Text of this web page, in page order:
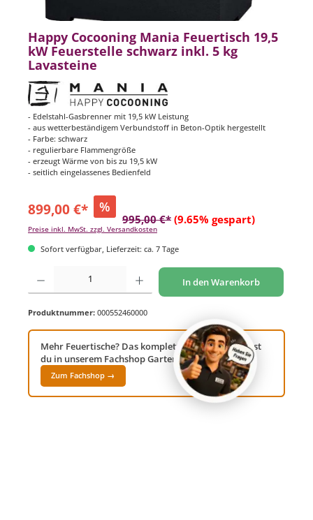
Happy Cocooning Mania Feuertisch 19,5
kW Feuerstelle schwarz inkl. 5 kg
Lavasteine
- Edelstahl-Gasbrenner mit 19,5 kW Leistung
- aus wetterbeständigem Verbundstoff in Beton-Optik hergestellt
- Farbe: schwarz
- regulierbare Flammengröße
- erzeugt Wärme von bis zu 19,5 kW
- seitlich eingelassenes Bedienfeld
899,00 €* %
995,00 €* (9.65% gespart)
Preise inkl. MwSt. zzgl. Versandkosten
Sofort verfügbar, Lieferzeit: ca. 7 Tage
Produkt Anzahl: Gib den gewünschten Wert ein oder benutze die Schaltflächen um
In den Warenkorb
Produktnummer: 000552460000
Mehr Feuertische? Das komplette Sortiment findest
du in unserem Fachshop Gartenwelt24!
Zum Fachshop →